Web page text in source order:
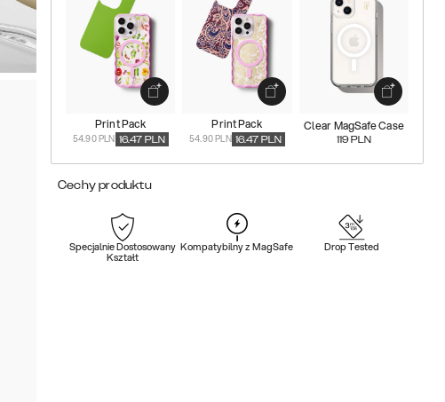
Print Pack
54.90 PLN 16.47 PLN
Print Pack
54.90 PLN 16.47 PLN
Clear MagSafe Case
119 PLN
Cechy produktu
Specjalnie Dostosowany
Kształt
Kompatybilny z MagSafe Drop Tested